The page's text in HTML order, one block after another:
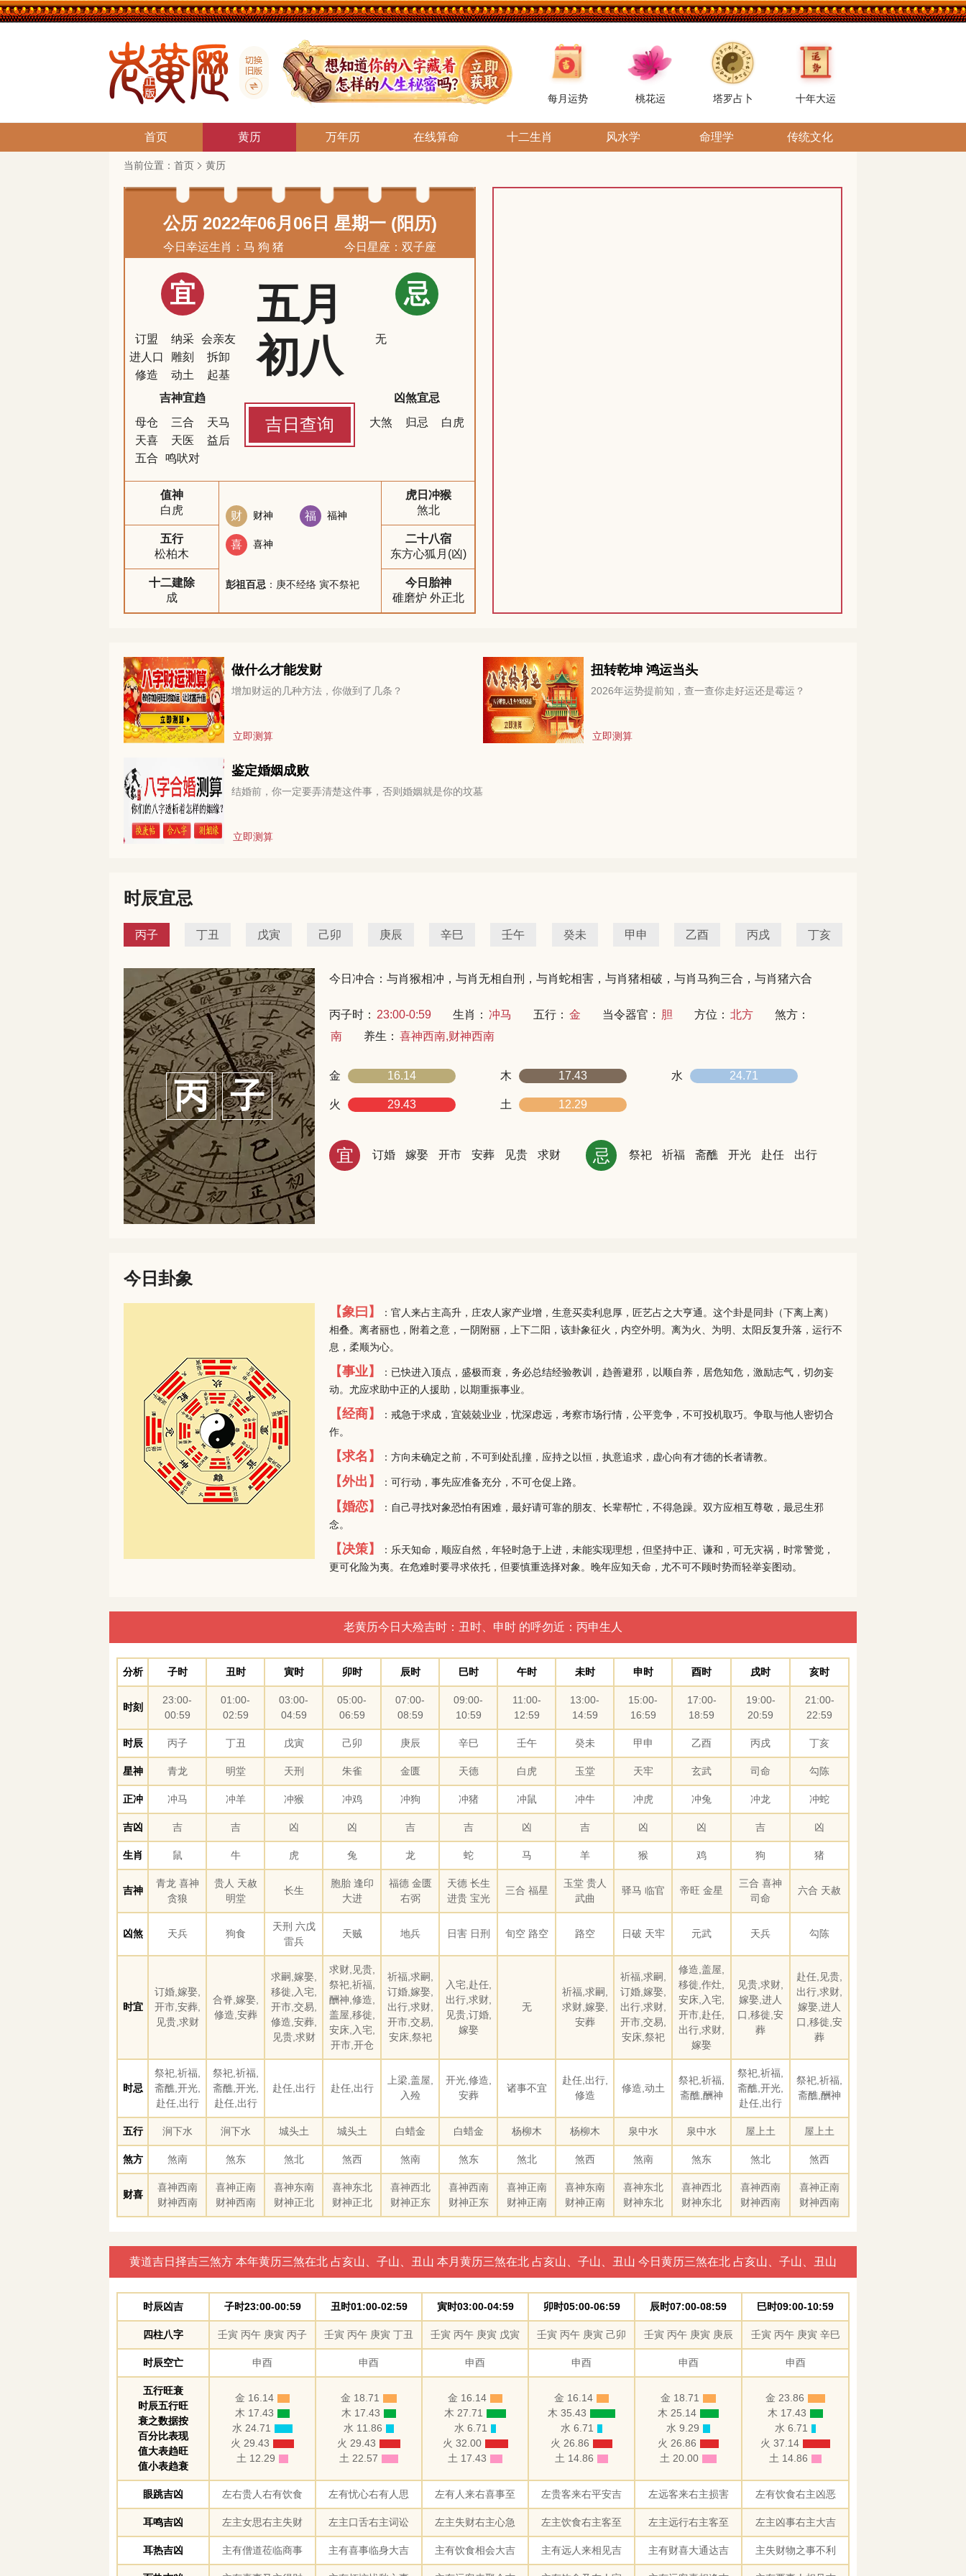
每月运势 桃花运 塔罗占卜 十年大运
首页 黄历 万年历 在线算命 十二生肖 风水学 命理学 传统文化
当前位置： 首页 黄历
公历 2022年06月06日 星期一 (阳历)
今日幸运生肖：马 狗 猪 今日星座：双子座
宜
订盟 纳采 会亲友
进人口
雕刻
拆卸
修造
动土
起基
吉神宜趋
母仓
三合
天马
天喜
天医
益后
五合
鸣吠对
五月
初八
吉日查询
忌
无
凶煞宜忌
大煞
归忌 白虎
值神
白虎
五行
松柏木
十二建除
成
财 财神 福 福神
喜 喜神
彭祖百忌 ：庚不经络 寅不祭祀
虎日冲猴
煞北
二十八宿
东方心狐月(凶)
今日胎神
碓磨炉 外正北
做什么才能发财
增加财运的几种方法，你做到了几条？
立即测算
扭转乾坤 鸿运当头
2026年运势提前知，查一查你走好运还是霉运？
立即测算
鉴定婚姻成败
结婚前，你一定要弄清楚这件事，否则婚姻就是你的坟墓
立即测算
时辰宜忌
丙子 丁丑 戊寅 己卯 庚辰 辛巳 壬午 癸未 甲申 乙酉 丙戌 丁亥
丙 子
今日冲合：与肖猴相冲，与肖无相自刑，与肖蛇相害，与肖猪相破，与肖马狗三合，与肖猪六合
丙子时： 23:00-0:59 生肖： 冲马 五行： 金 当令器官： 胆 方位： 北方
煞方：
南
养生： 喜神西南,财神西南
金 16.14 木 17.43 水 24.71
火 29.43 土 12.29
宜 订婚 嫁娶 开市 安葬 见贵 求财 忌 祭祀 祈福 斋醮 开光 赴任 出行
今日卦象
【象曰】
：官人来占主高升，庄农人家产业增，生意买卖利息厚，匠艺占之大亨通。这个卦是同卦（下离上离）
相叠。离者丽也，附着之意，一阴附丽，上下二阳，该卦象征火，内空外明。离为火、为明、太阳反复升落，运行不
息，柔顺为心。
【事业】
：已快进入顶点，盛极而衰，务必总结经验教训，趋善避邪，以顺自养，居危知危，激励志气，切勿妄
动。尤应求助中正的人援助，以期重振事业。
【经商】
：戒急于求成，宜兢兢业业，忧深虑远，考察市场行情，公平竞争，不可投机取巧。争取与他人密切合
作。
【求名】 ：方向未确定之前，不可到处乱撞，应持之以恒，执意追求，虚心向有才德的长者请教。
【外出】 ：可行动，事先应准备充分，不可仓促上路。
【婚恋】
：自己寻找对象恐怕有困难，最好请可靠的朋友、长辈帮忙，不得急躁。双方应相互尊敬，最忌生邪
念。
【决策】
：乐天知命，顺应自然，年轻时急于上进，未能实现理想，但坚持中正、谦和，可无灾祸，时常警觉，
更可化险为夷。在危难时要寻求依托，但要慎重选择对象。晚年应知天命，尤不可不顾时势而轻举妄图动。
老黄历今日大殓吉时：丑时、申时 的呼勿近：丙申生人
分析 子时 丑时 寅时 卯时 辰时 巳时 午时 未时 申时 酉时 戌时 亥时
时刻
23:00-
00:59
01:00-
02:59
03:00-
04:59
05:00-
06:59
07:00-
08:59
09:00-
10:59
11:00-
12:59
13:00-
14:59
15:00-
16:59
17:00-
18:59
19:00-
20:59
21:00-
22:59
时辰 丙子 丁丑 戊寅 己卯 庚辰 辛巳 壬午 癸未 甲申 乙酉 丙戌 丁亥
星神 青龙 明堂 天刑 朱雀 金匮 天德 白虎 玉堂 天牢 玄武 司命 勾陈
正冲 冲马 冲羊 冲猴 冲鸡 冲狗 冲猪 冲鼠 冲牛 冲虎 冲兔 冲龙 冲蛇
吉凶 吉 吉 凶 凶 吉 吉 凶 吉 凶 凶 吉 凶
生肖 鼠 牛 虎 兔 龙 蛇 马 羊 猴 鸡 狗 猪
吉神
青龙 喜神
贪狼
贵人 天赦
明堂
长生
胞胎 逢印
大进
福德 金匮
右弼
天德 长生
进贵 宝光
三合 福星
玉堂 贵人
武曲
驿马 临官 帝旺 金星
三合 喜神
司命
六合 天赦
凶煞 天兵 狗食
天刑 六戊
雷兵
天贼 地兵 日害 日刑 旬空 路空 路空 日破 天牢 元武 天兵 勾陈
时宜
订婚,嫁娶,
开市,安葬,
见贵,求财
合脊,嫁娶,
修造,安葬
求嗣,嫁娶,
移徙,入宅,
开市,交易,
修造,安葬,
见贵,求财
求财,见贵,
祭祀,祈福,
酬神,修造,
盖屋,移徙,
安床,入宅,
开市,开仓
祈福,求嗣,
订婚,嫁娶,
出行,求财,
开市,交易,
安床,祭祀
入宅,赴任,
出行,求财,
见贵,订婚,
嫁娶
无
祈福,求嗣,
求财,嫁娶,
安葬
祈福,求嗣,
订婚,嫁娶,
出行,求财,
开市,交易,
安床,祭祀
修造,盖屋,
移徙,作灶,
安床,入宅,
开市,赴任,
出行,求财,
嫁娶
见贵,求财,
嫁娶,进人
口,移徙,安
葬
赴任,见贵,
出行,求财,
嫁娶,进人
口,移徙,安
葬
时忌
祭祀,祈福,
斋醮,开光,
赴任,出行
祭祀,祈福,
斋醮,开光,
赴任,出行
赴任,出行 赴任,出行
上梁,盖屋,
入殓
开光,修造,
安葬
诸事不宜
赴任,出行,
修造
修造,动土
祭祀,祈福,
斋醮,酬神
祭祀,祈福,
斋醮,开光,
赴任,出行
祭祀,祈福,
斋醮,酬神
五行 涧下水 涧下水 城头土 城头土 白蜡金 白蜡金 杨柳木 杨柳木 泉中水 泉中水 屋上土 屋上土
煞方 煞南 煞东 煞北 煞西 煞南 煞东 煞北 煞西 煞南 煞东 煞北 煞西
财喜
喜神西南
财神西南
喜神正南
财神西南
喜神东南
财神正北
喜神东北
财神正北
喜神西北
财神正东
喜神西南
财神正东
喜神正南
财神正南
喜神东南
财神正南
喜神东北
财神东北
喜神西北
财神东北
喜神西南
财神西南
喜神正南
财神西南
黄道吉日择吉三煞方 本年黄历三煞在北 占亥山、子山、丑山 本月黄历三煞在北 占亥山、子山、丑山 今日黄历三煞在北 占亥山、子山、丑山
时辰凶吉 子时23:00-00:59 丑时01:00-02:59 寅时03:00-04:59 卯时05:00-06:59 辰时07:00-08:59 巳时09:00-10:59
四柱八字 壬寅 丙午 庚寅 丙子 壬寅 丙午 庚寅 丁丑 壬寅 丙午 庚寅 戊寅 壬寅 丙午 庚寅 己卯 壬寅 丙午 庚寅 庚辰 壬寅 丙午 庚寅 辛巳
时辰空亡 申酉 申酉 申酉 申酉 申酉 申酉
五行旺衰
时辰五行旺
衰之数据按
百分比表现
值大表趋旺
值小表趋衰
金 16.14
木 17.43
水 24.71
火 29.43
土 12.29
金 18.71
木 17.43
水 11.86
火 29.43
土 22.57
金 16.14
木 27.71
水 6.71
火 32.00
土 17.43
金 16.14
木 35.43
水 6.71
火 26.86
土 14.86
金 18.71
木 25.14
水 9.29
火 26.86
土 20.00
金 23.86
木 17.43
水 6.71
火 37.14
土 14.86
眼跳吉凶 左右贵人右有饮食 左有忧心右有人思 左有人来右喜事至 左贵客来右平安吉 左远客来右主损害 左有饮食右主凶恶
耳鸣吉凶 左主女思右主失财 左主口舌右主词讼 左主失财右主心急 左主饮食右主客至 左主远行右主客至 左主凶事右主大吉
耳热吉凶 主有僧道莅临商事 主有喜事临身大吉 主有饮食相会大吉 主有远人来相见吉 主有财喜大通达吉 主失财物之事不利